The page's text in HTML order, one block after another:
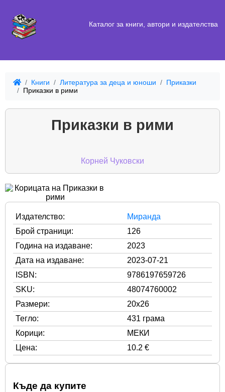
Каталог за книги, автори и издателства
Книги Литература за деца и юноши
Приказки
Приказки в рими
Приказки в рими
Корней Чуковски
Издателство:
Миранда
Брой страници:
126
Година на издаване:
2023
Дата на издаване:
2023-07-21
ISBN:
9786197659726
SKU:
48074760002
Размери:
20x26
Тегло:
431 грама
Корици:
МЕКИ
Цена:
10.2 €
Къде да купите